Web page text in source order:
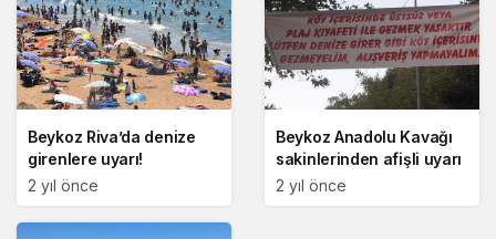
Beykoz Riva’da denize
girenlere uyarı!
2 yıl önce
Beykoz Anadolu Kavağı
sakinlerinden afişli uyarı
2 yıl önce